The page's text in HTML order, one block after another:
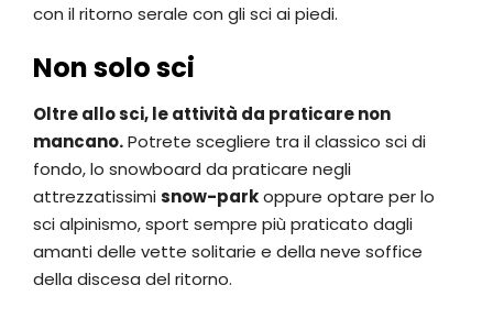
con il ritorno serale con gli sci ai piedi.
Non solo sci
Oltre allo sci, le attività da praticare non
mancano.Potrete scegliere tra il classico sci di
fondo, lo snowboard da praticare negli
attrezzatissimisnow-parkoppure optare per lo
sci alpinismo, sport sempre più praticato dagli
amanti delle vette solitarie e della neve soffice
della discesa del ritorno.